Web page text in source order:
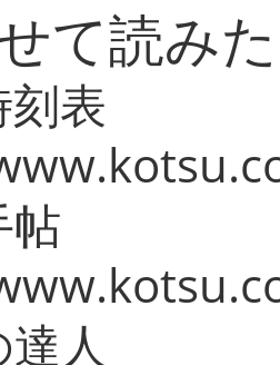
て読み
表
帖
人